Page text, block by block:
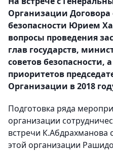
Организации Договора
безопасности Юрием
вопросы проведения
глав государств,
советов безопасности,
приоритетов
Организации в 2018
Подготовка ряда
организации
встречи К.Абдрахманова
этой организации